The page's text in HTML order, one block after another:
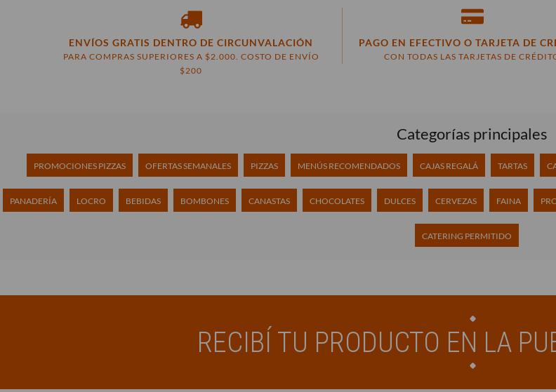
ENVÍOS GRATIS DENTRO DE CIRCUNVALACIÓN
PARA COMPRAS SUPERIORES A $2.000. COSTO DE ENVÍO
$200
PAGO EN EFECTIVO O TARJETA DE
CON TODAS LAS TARJETAS DE
Categorías principales
PROMOCIONES PIZZAS OFERTAS SEMANALES PIZZAS MENÚS RECOMENDADOS CAJAS REGALÁ TARTAS
PANADERÍA LOCRO BEBIDAS BOMBONES CANASTAS CHOCOLATES DULCES CERVEZAS FAINA
CATERING PERMITIDO
RECIBÍ TU PRODUCTO EN LA